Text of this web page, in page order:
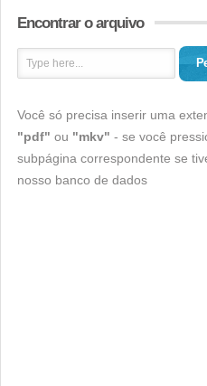
Encontrar o arquivo
Você só precisa inserir uma
"pdf" ou "mkv" - se você
subpágina correspondente se
nosso banco de dados